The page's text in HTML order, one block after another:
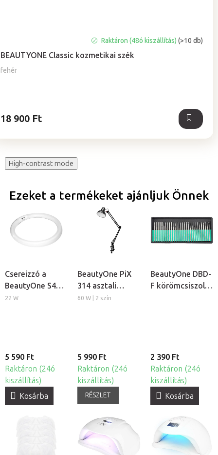
BEAUTYONE Classic kozmetikai szék
fehér
átlagos
értékelése
Raktáron (48ó kiszállítás)(>10 db)
18 900 Ft
High-contrast mode
Ezeket a termékeket ajánljuk Önnek
Csereizzó a
BeautyOne S4
kozmetikai
22 W
5 590 Ft
Raktáron (24ó
kiszállítás)
Kosárba
BeautyOne PiX
314 asztali
lámpa
60 W | 2 szín
5 990 Ft
Raktáron (24ó
kiszállítás)
RÉSZLET
BeautyOne DBD-
F körömcsiszoló
2 390 Ft
Raktáron (24ó
kiszállítás)
Kosárba